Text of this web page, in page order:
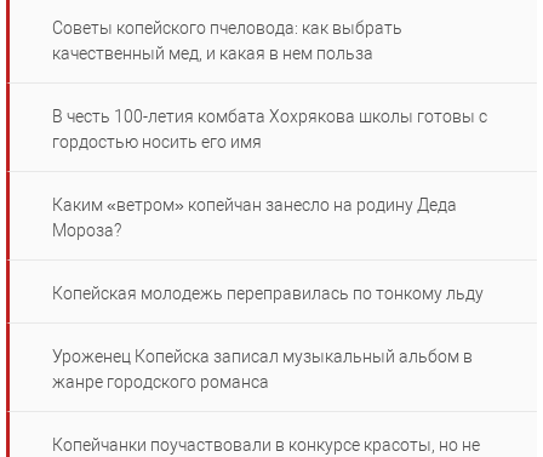
Советы копейского пчеловода: как выбрать
качественный мед, и какая в нем польза
В честь 100-летия комбата Хохрякова школы готовы с
гордостью носить его имя
Каким «ветром» копейчан занесло на родину Деда
Мороза?
Копейская молодежь переправилась по тонкому льду
Уроженец Копейска записал музыкальный альбом в
жанре городского романса
Копейчанки поучаствовали в конкурсе красоты, но не